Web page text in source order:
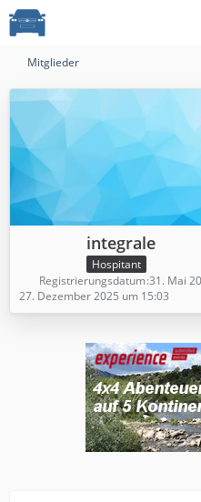
Mitglieder
integrale
Hospitant
Registrierungsdatum 31. Mai
27. Dezember 2025 um 15:03